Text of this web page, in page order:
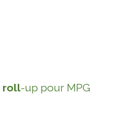
roll-up pour MPG